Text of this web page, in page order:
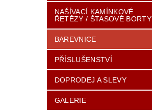
NAŠÍVACÍ KAMÍNKOVÉ
ŘETĚZY / ŠTASOVÉ BORTY
BAREVNICE
PŘÍSLUŠENSTVÍ
DOPRODEJ A SLEVY
GALERIE